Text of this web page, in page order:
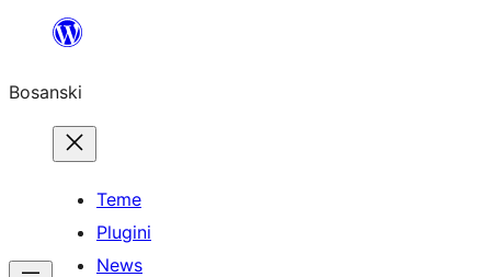
sadržaj
Bosanski
Teme
Plugini
News